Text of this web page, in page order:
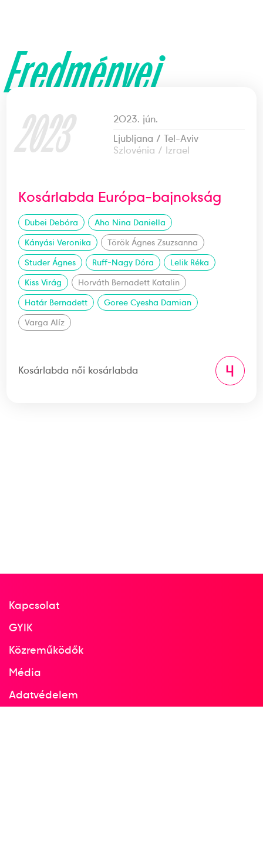
Eredményei
2023
2023. jún.
Ljubljana / Tel-Aviv
Szlovénia / Izrael
Kosárlabda Európa-bajnokság
Dubei Debóra
Aho Nina Daniella
Kányási Veronika
Török Ágnes Zsuzsanna
Studer Ágnes
Ruff-Nagy Dóra
Lelik Réka
Kiss Virág
Horváth Bernadett Katalin
Határ Bernadett
Goree Cyesha Damian
Varga Alíz
Kosárlabda női kosárlabda 4
Kapcsolat
GYIK
Közreműködők
Média
Adatvédelem